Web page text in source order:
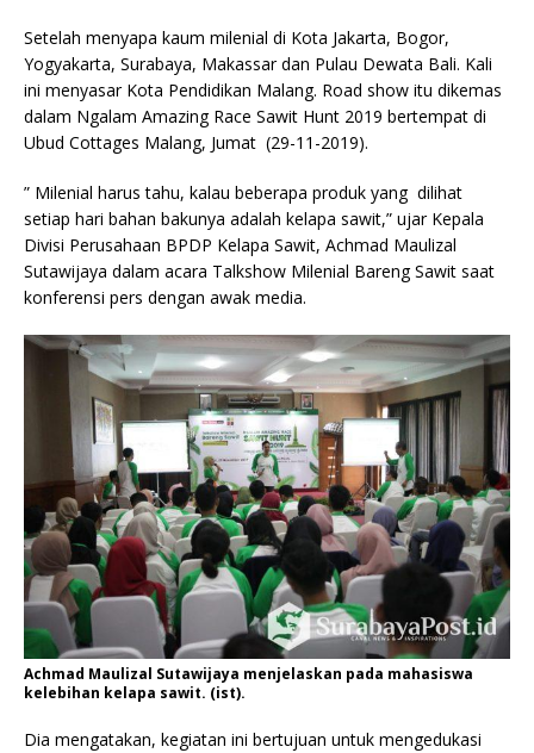
Setelah menyapa kaum milenial di Kota Jakarta, Bogor,
Yogyakarta, Surabaya, Makassar dan Pulau Dewata Bali. Kali
ini menyasar Kota Pendidikan Malang. Road show itu dikemas
dalam Ngalam Amazing Race Sawit Hunt 2019 bertempat di
Ubud Cottages Malang, Jumat (29-11-2019).
” Milenial harus tahu, kalau beberapa produk yang dilihat
setiap hari bahan bakunya adalah kelapa sawit,” ujar Kepala
Divisi Perusahaan BPDP Kelapa Sawit, Achmad Maulizal
Sutawijaya dalam acara Talkshow Milenial Bareng Sawit saat
konferensi pers dengan awak media.
Achmad Maulizal Sutawijaya menjelaskan pada mahasiswa
kelebihan kelapa sawit. (ist).
Dia mengatakan, kegiatan ini bertujuan untuk mengedukasi